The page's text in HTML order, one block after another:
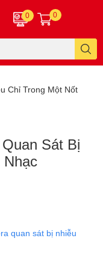
0 0
Chỉ Trong Một Nốt
Sát Bị
Nhạc
quan sát bị nhiễu